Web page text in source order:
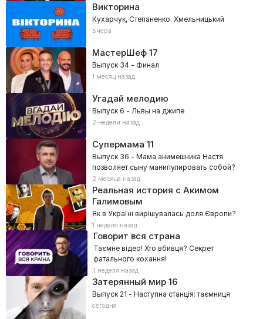
Викторина
Кухарчук, Степаненко. Хмельницький
вчера
МастерШеф17
Выпуск 34 - Финал
1 месяц назад
Угадай мелодию
Выпуск 6 - Львы на джипе
2 недели назад
Супермама 11
Выпуск 36 - Мама анимешника Настя
позволяет сыну манипулировать собой?
2 месяца назад
Реальная история с Акимом
Галимовым
Як в Україні вирішувалась доля Європи?
1 неделя назад
Говорит вся страна
Таємне відео! Хто вбивця? Секрет
фатального кохання!
1 неделя назад
Затерянный мир 16
Выпуск 21 - Наступна станція: таємниця
сегодня